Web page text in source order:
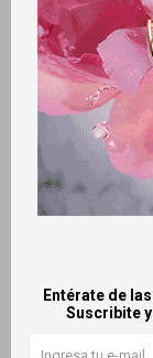
Entérate de
Suscribite